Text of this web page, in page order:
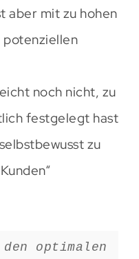
aber mit zu hohen
potenziellen
noch nicht, zu
festgelegt hast
zu
optimalen